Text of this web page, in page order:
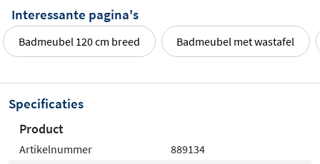
Interessante pagina's
Badmeubel 120 cm breed Badmeubel met wastafel
Specificaties
Product
Artikelnummer
889134